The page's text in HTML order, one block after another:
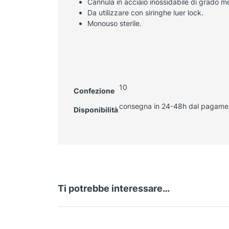
Cannula in acciaio inossidabile di grado
Da utilizzare con siringhe luer lock.
Monouso sterile.
Confezione 10
Disponibilitàconsegna in 24-48h dal
Ti potrebbe interessare…